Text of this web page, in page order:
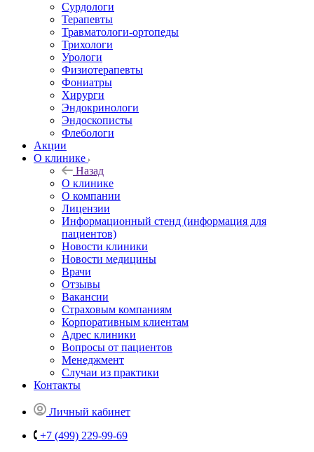
Сурдологи
Терапевты
Травматологи-ортопеды
Трихологи
Урологи
Физиотерапевты
Фониатры
Хирурги
Эндокринологи
Эндоскописты
Флебологи
Акции
О клинике
Назад
О клинике
О компании
Лицензии
Информационный стенд (информация для
пациентов)
Новости клиники
Новости медицины
Врачи
Отзывы
Вакансии
Страховым компаниям
Корпоративным клиентам
Адрес клиники
Вопросы от пациентов
Менеджмент
Случаи из практики
Контакты
Личный кабинет
+7 (499) 229-99-69